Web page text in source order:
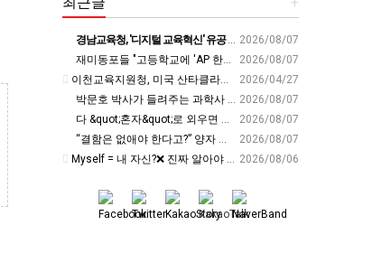
2026/08/07
경남교육청, '디지털 교육혁신' 유공 교원 24명 미국 연수 - 연합뉴스
2026/08/07
재미동포들 "고등학교에 'AP 한국어' 도입하라“ - 재외동포신문
2026/04/27
이천교육지원청, 미국 산타클라라와 국제교육교류 파트너십 회의 개최:경인투데이뉴스 - 경인투데이뉴스
2026/08/07
박문호 박사가 들려주는 과학사 속 결정적 순간들! 직관을 뛰어넘는 과학적 통찰 : 생각하는 청소년을 위한 과학 시리즈 1부(feat.박문호 박사)
2026/08/07
다 &quot;혼자&quot;로 외우면 틀려요. Alone????By myself????On my own
2026/08/07
“결함은 없애야 한다고?” 양자 연구자가 밝힌 신비: 없애려던 흠이 무기가 되는 방법 | 이정현 KIST 양자기술연구단 선임연구원 | 양자 컴퓨터 인생 | 세바시 2121회
2026/08/06
Myself = 내 자신?❌ 진짜 알아야 할 뜻????